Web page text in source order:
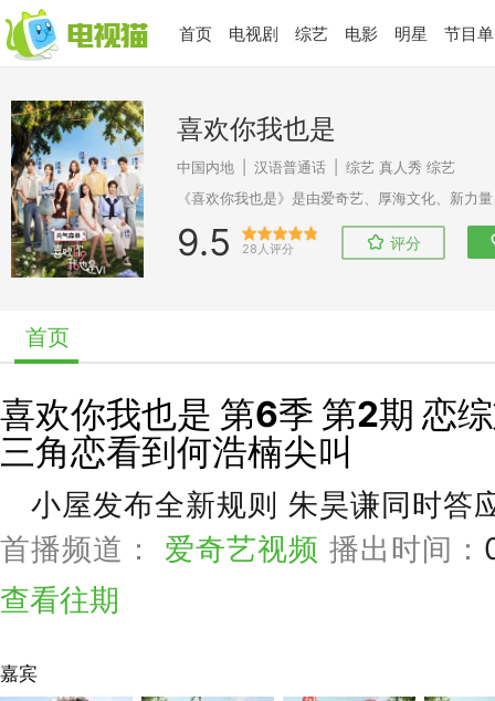
首页 电视剧 综艺 电影 明星 节目单
喜欢你我也是
中国内地 汉语普通话 综艺 真人秀 综艺
9.5 28人评分 评分
首页
喜欢你我也是 第6季 第2期 恋
三角恋看到何浩楠尖叫 ​​​
小屋发布全新规则 朱昊谦同时答
首播频道：
爱奇艺视频 播出时间：
查看往期
嘉宾